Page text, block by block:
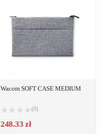
Wacom SOFT CASE MEDIUM
(0)
248.33 zł